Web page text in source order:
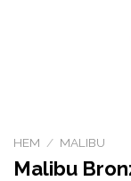
HEM / MALIBU
Malibu